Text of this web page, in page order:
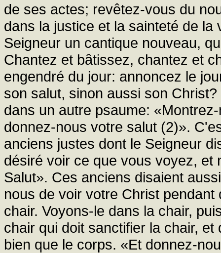
de ses actes; revêtez-vous du
dans la justice et la sainteté de
Seigneur un cantique nouveau,
Chantez et bâtissez, chantez et
engendré du jour: annoncez le
son salut, sinon aussi son
dans un autre psaume:
donnez-nous votre salut (2)».
anciens justes dont le Seigneur
désiré voir ce que vous voyez, et
Salut». Ces anciens disaient
nous de voir votre Christ
chair. Voyons-le dans la chair,
chair qui doit sanctifier la chair,
bien que le corps. «Et donnez-